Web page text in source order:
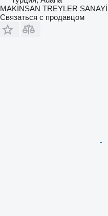
MAKİNSAN TREYLER
Связаться с продавцом